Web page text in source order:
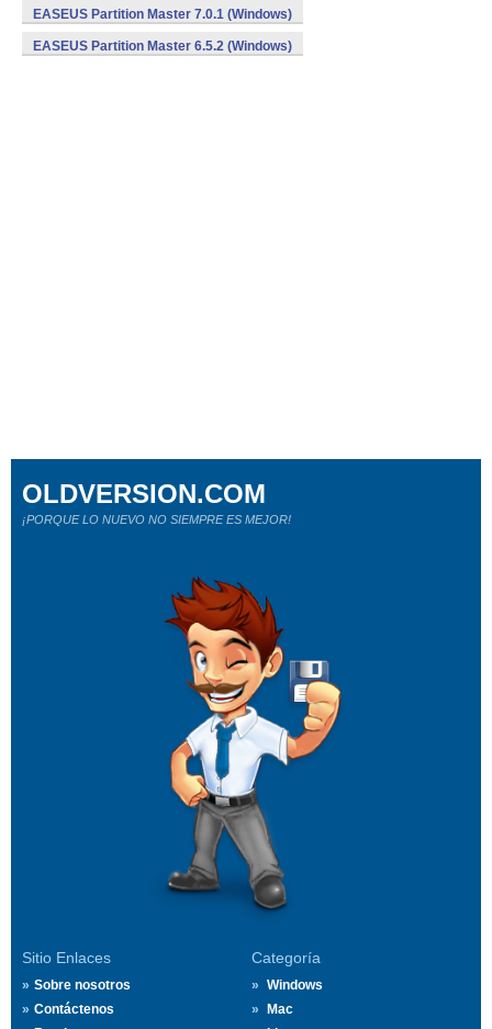
EASEUS Partition Master 7.0.1 (Windows)
EASEUS Partition Master 6.5.2 (Windows)
Sitio Enlaces
Sobre nosotros
Contáctenos
Categoría
Windows
Mac
OLDVERSION.COM
¡PORQUE LO NUEVO NO SIEMPRE ES MEJOR!